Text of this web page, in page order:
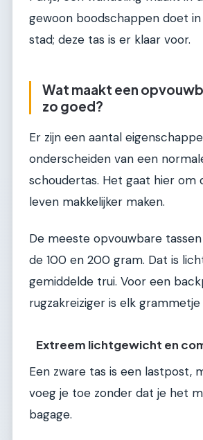
gewoon boodschappen doet
stad; deze tas is er klaar voor.
Wat maakt een
zo goed?
Er zijn een aantal
onderscheiden van een
schoudertas. Het gaat hier om
leven makkelijker maken.
De meeste opvouwbare
de 100 en 200 gram. Dat is
gemiddelde trui. Voor een
rugzakreiziger is elk grammetje
Extreem lichtgewicht en
Een zware tas is een lastpost,
voeg je toe zonder dat je het
bagage.